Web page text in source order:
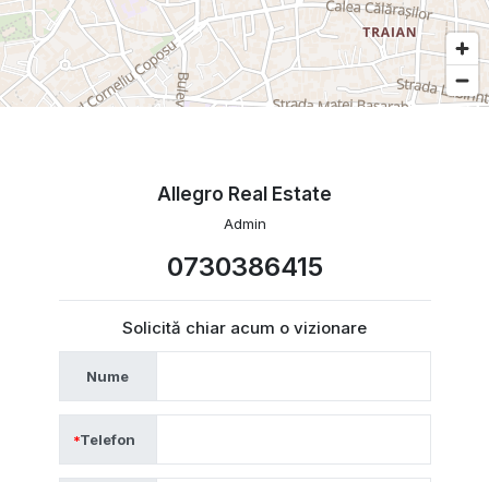
Allegro Real Estate
Admin
0730386415
Solicită chiar acum o vizionare
Nume
Telefon